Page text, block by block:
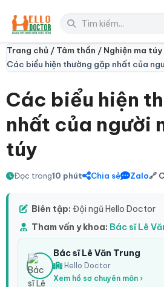
Trang chủ / Tâm thần / Nghiện ma
Các biểu hiện thường gặp nhất của
Các biểu hiện
nhất của người
túy
Đọc trong10 phút Chia sẻ Zalo🔗
Biên tập: Đội ngũ Hello Doctor
Tham vấn y khoa: Bác sĩ Lê
Bác sĩ Lê Văn Trung
Hello Doctor
Xem hồ sơ chuyên môn ›